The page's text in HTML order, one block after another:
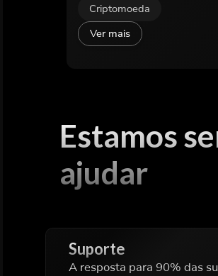
Criptomoeda
Ver mais
Estamos
ajudar
Suporte
A resposta para 90% das